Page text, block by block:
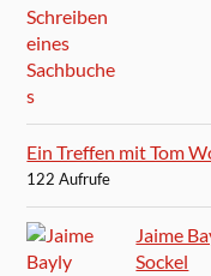
Ein Treffen mit Tom
122 Aufrufe
Jaime
Sockel